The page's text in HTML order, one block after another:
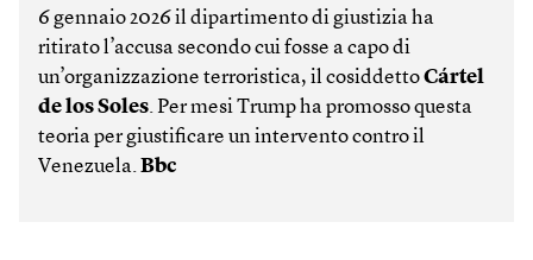
6 gennaio 2026 il dipartimento di giustizia ha
ritirato l’accusa secondo cui fosse a capo di
un’organizzazione terroristica, il cosiddettoCártel
de los Soles. Per mesi Trump ha promosso questa
teoria per giustificare un intervento contro il
Venezuela.Bbc